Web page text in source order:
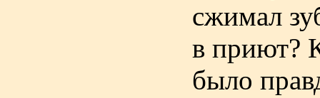
сжимал
в приют?
было